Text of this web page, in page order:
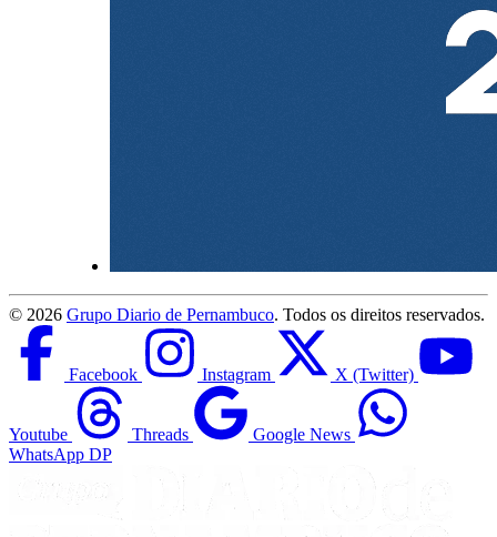
© 2026 Grupo Diario de Pernambuco. Todos os direitos reservados.
Facebook Instagram X (Twitter)
Youtube Threads
Google News
WhatsApp DP